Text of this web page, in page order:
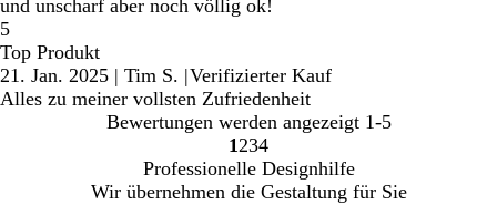
und unscharf aber noch völlig ok!
5
Top Produkt
21. Jan. 2025 | Tim S. |Verifizierter Kauf
Alles zu meiner vollsten Zufriedenheit
Bewertungen werden angezeigt 1-5
Gehe
zu
Seite
1 Gehe
zu
Seite
2 Gehe
zu
Seite
3Gehe
zu
Seite
4
Professionelle Designhilfe
Wir übernehmen die Gestaltung für Sie